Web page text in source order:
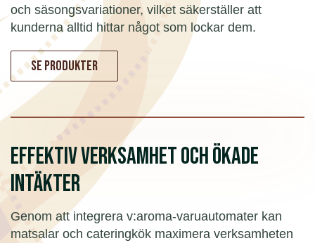
och säsongsvariationer, vilket säkerställer att
kunderna alltid hittar något som lockar dem.
Se produkter
EFFEKTIV VERKSAMHET OCH ÖKADE
INTÄKTER
Genom att integrera v:aroma-varuautomater kan
matsalar och cateringkök maximera verksamheten